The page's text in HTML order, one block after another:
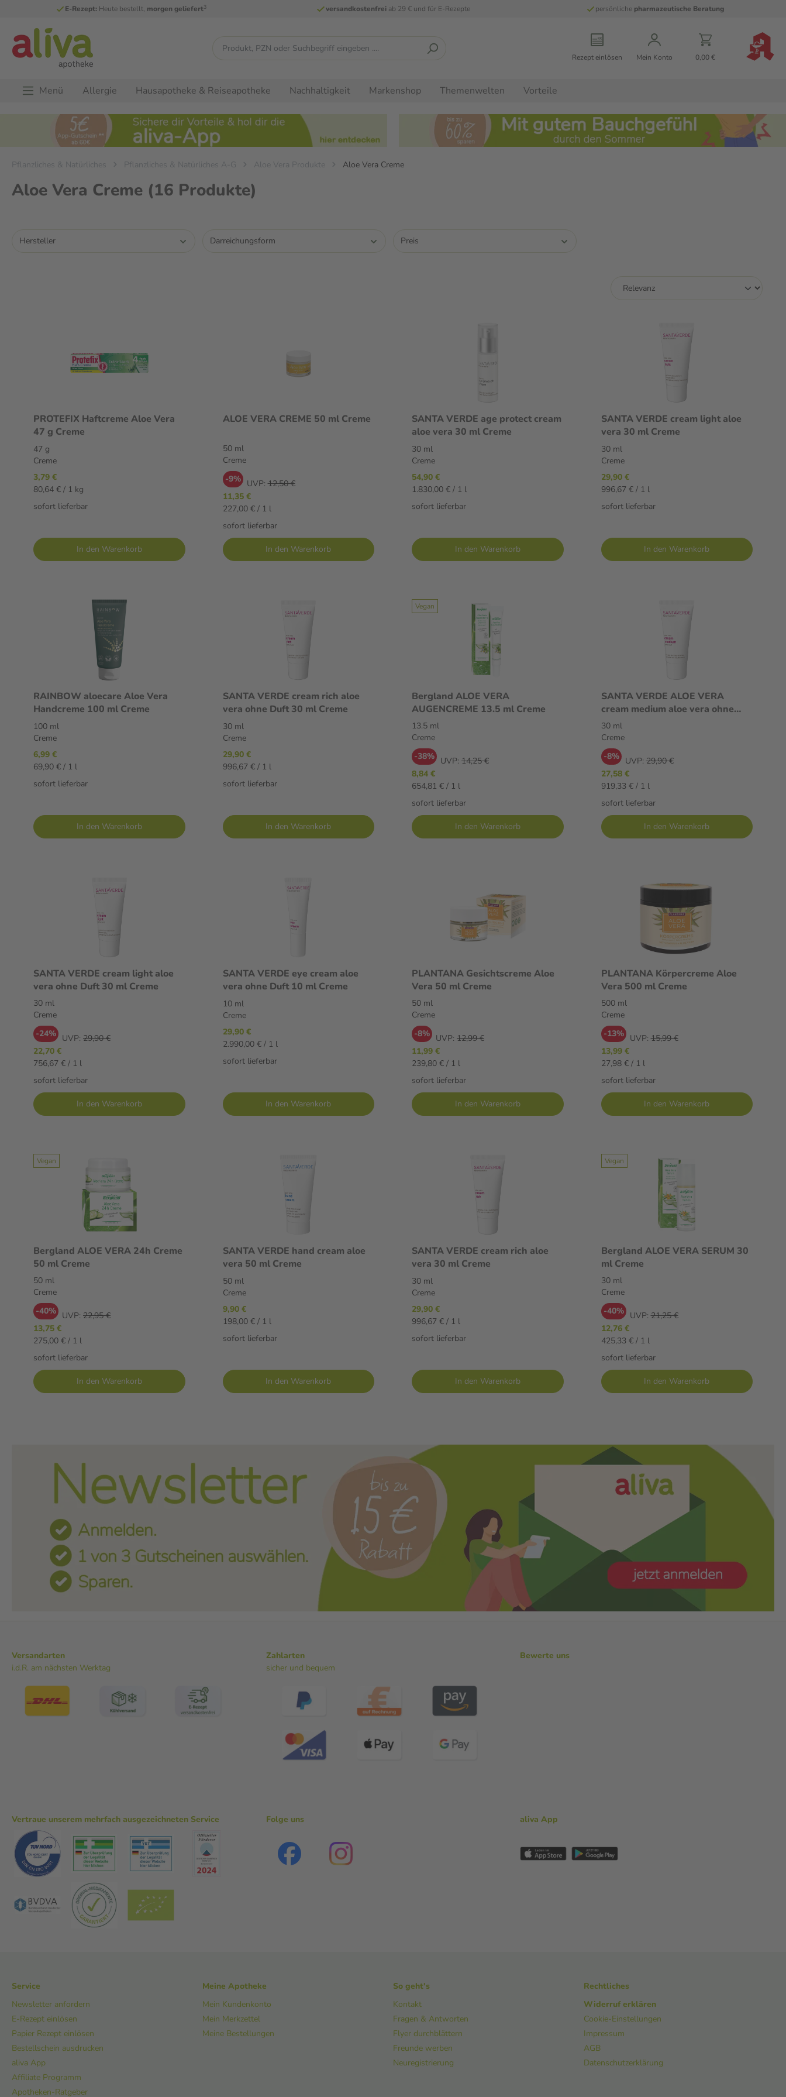
E-Rezept: Heute bestellt, morgen geliefert3 versandkostenfreiab 29 € und für E-Rezepte persönliche pharmazeutische Beratung
Rezept einlösen Mein Konto 0,00 €
Menü Allergie Hausapotheke & Reiseapotheke Nachhaltigkeit Markenshop Themenwelten Vorteile
Pflanzliches & Natürliches Pflanzliches & Natürliches A-G Aloe Vera Produkte Aloe Vera Creme
Aloe Vera Creme (16 Produkte)
Hersteller Darreichungsform Preis
PROTEFIX Haftcreme Aloe Vera
47 g Creme
47 g
Creme
3,79 €
80,64 € / 1 kg
sofort lieferbar
In den Warenkorb
ALOE VERA CREME 50 ml Creme
50 ml
Creme
-9%
UVP: 12,50 €
11,35 €
227,00 € / 1 l
sofort lieferbar
In den Warenkorb
SANTA VERDE age protect cream
aloe vera 30 ml Creme
30 ml
Creme
54,90 €
1.830,00 € / 1 l
sofort lieferbar
In den Warenkorb
SANTA VERDE cream light aloe
vera 30 ml Creme
30 ml
Creme
29,90 €
996,67 € / 1 l
sofort lieferbar
In den Warenkorb
RAINBOW aloecare Aloe Vera
Handcreme 100 ml Creme
100 ml
Creme
6,99 €
69,90 € / 1 l
sofort lieferbar
In den Warenkorb
SANTA VERDE cream rich aloe
vera ohne Duft 30 ml Creme
30 ml
Creme
29,90 €
996,67 € / 1 l
sofort lieferbar
In den Warenkorb
Vegan
Bergland ALOE VERA
AUGENCREME 13.5 ml Creme
13.5 ml
Creme
-38% UVP: 14,25 €
8,84 €
654,81 € / 1 l
sofort lieferbar
In den Warenkorb
SANTA VERDE ALOE VERA
cream medium aloe vera ohne
Duft 30 ml Creme
30 ml
Creme
-8%
UVP: 29,90 €
27,58 €
919,33 € / 1 l
sofort lieferbar
In den Warenkorb
SANTA VERDE cream light aloe
vera ohne Duft 30 ml Creme
30 ml
Creme
-24% UVP: 29,90 €
22,70 €
756,67 € / 1 l
sofort lieferbar
In den Warenkorb
SANTA VERDE eye cream aloe
vera ohne Duft 10 ml Creme
10 ml
Creme
29,90 €
2.990,00 € / 1 l
sofort lieferbar
In den Warenkorb
PLANTANA Gesichtscreme Aloe
Vera 50 ml Creme
50 ml
Creme
-8% UVP: 12,99 €
11,99 €
239,80 € / 1 l
sofort lieferbar
In den Warenkorb
PLANTANA Körpercreme Aloe
Vera 500 ml Creme
500 ml
Creme
-13%
UVP: 15,99 €
13,99 €
27,98 € / 1 l
sofort lieferbar
In den Warenkorb
Vegan
Bergland ALOE VERA 24h Creme
50 ml Creme
50 ml
Creme
-40% UVP: 22,95 €
13,75 €
275,00 € / 1 l
sofort lieferbar
In den Warenkorb
SANTA VERDE hand cream aloe
vera 50 ml Creme
50 ml
Creme
9,90 €
198,00 € / 1 l
sofort lieferbar
In den Warenkorb
SANTA VERDE cream rich aloe
vera 30 ml Creme
30 ml
Creme
29,90 €
996,67 € / 1 l
sofort lieferbar
In den Warenkorb
Vegan
Bergland ALOE VERA SERUM 30
ml Creme
30 ml
Creme
-40%
UVP: 21,25 €
12,76 €
425,33 € / 1 l
sofort lieferbar
In den Warenkorb
Versandarten
i.d.R. am nächsten Werktag
Zahlarten
sicher und bequem
Bewerte uns
Vertraue unserem mehrfach ausgezeichneten Service Folge uns aliva App
Service
Newsletter anfordern
E-Rezept einlösen
Papier Rezept einlösen
Bestellschein ausdrucken
aliva App
Affiliate Programm
Apotheken-Ratgeber
Meine Apotheke
Mein Kundenkonto
Mein Merkzettel
Meine Bestellungen
So geht's
Kontakt
Fragen & Antworten
Flyer durchblättern
Freunde werben
Neuregistrierung
Rechtliches
Widerruf erklären
Cookie-Einstellungen
Impressum
AGB
Datenschutzerklärung